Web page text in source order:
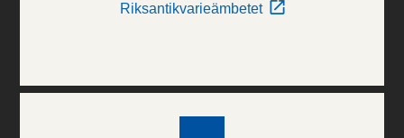
Riksantikvarieämbetet